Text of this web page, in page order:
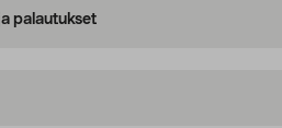
palautukset